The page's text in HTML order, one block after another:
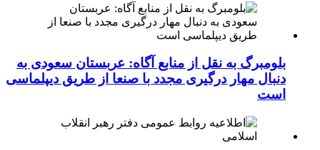
بلومبرگ به نقل از منابع آگاه: عربستان سعودی به
دنبال مهار درگیری مجدد با صنعا از طریق دیپلماسی
است